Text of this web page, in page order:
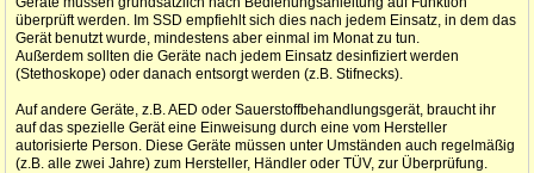
überprüft werden. Im SSD empfiehlt sich dies nach jedem Einsatz, in dem das
Gerät benutzt wurde, mindestens aber einmal im Monat zu tun.
Außerdem sollten die Geräte nach jedem Einsatz desinfiziert werden
(Stethoskope) oder danach entsorgt werden (z.B. Stifnecks).
Auf andere Geräte, z.B. AED oder Sauerstoffbehandlungsgerät, braucht ihr
auf das spezielle Gerät eine Einweisung durch eine vom Hersteller
autorisierte Person. Diese Geräte müssen unter Umständen auch regelmäßig
(z.B. alle zwei Jahre) zum Hersteller, Händler oder TÜV, zur Überprüfung.